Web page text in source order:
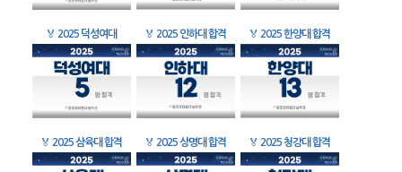
🏅 2025 덕성여대 🏅 2025 인하대 합격 🏅 2025 한양대 합격
🏅 2025 삼육대 합격 🏅 2025 상명대 합격 🏅 2025 청강대 합격